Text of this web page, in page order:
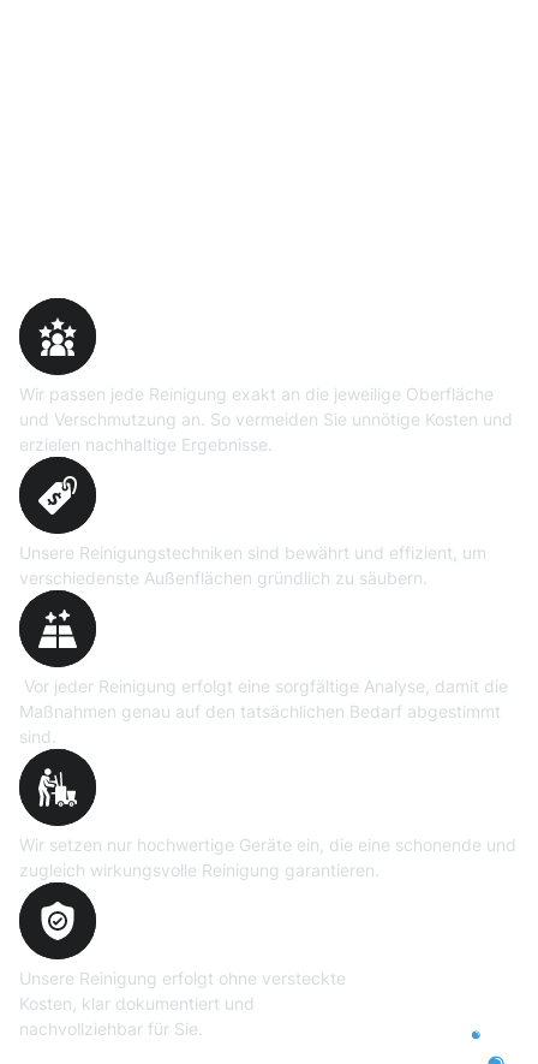
Wir passen jede Reinigung exakt an die jeweilige Oberfläche
und Verschmutzung an. So vermeiden Sie unnötige Kosten und
erzielen nachhaltige Ergebnisse.
Unsere Reinigungstechniken sind bewährt und effizient, um
verschiedenste Außenflächen gründlich zu säubern.
Vor jeder Reinigung erfolgt eine sorgfältige Analyse, damit die
Maßnahmen genau auf den tatsächlichen Bedarf abgestimmt
sind.
Wir setzen nur hochwertige Geräte ein, die eine schonende und
zugleich wirkungsvolle Reinigung garantieren.
Unsere Reinigung erfolgt ohne versteckte
Kosten, klar dokumentiert und
nachvollziehbar für Sie.